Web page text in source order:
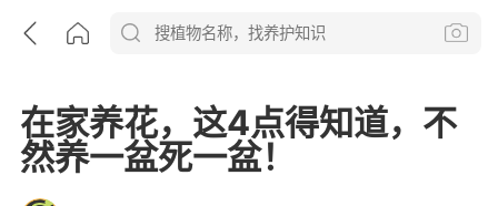
在家养花，这4点得知道，不
然养一盆死一盆！